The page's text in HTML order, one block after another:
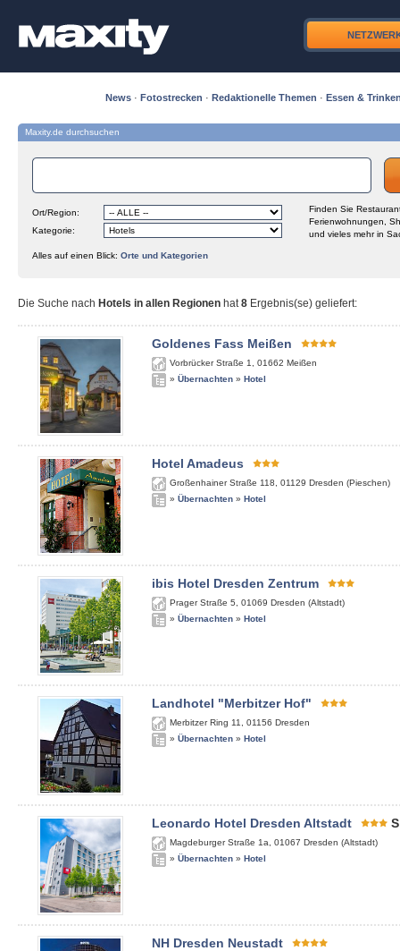
News · Fotostrecken · Redaktionelle Themen · Essen &
Maxity.de durchsuchen
Ort/Region:
Kategorie:
Finden Sie
Ferienwohnungen,
und vieles mehr in
Alles auf einen Blick: Orte und Kategorien
Die Suche nach Hotels in allen Regionen hat8 Ergebnis(se) geliefert:
Goldenes Fass Meißen
Vorbrücker Straße 1 01662 Meißen
» Übernachten » Hotel
Hotel Amadeus
Großenhainer Straße 118 01129 Dresden (Pieschen)
» Übernachten » Hotel
ibis Hotel Dresden Zentrum
Prager Straße 5 01069 Dresden (Altstadt)
» Übernachten » Hotel
Landhotel "Merbitzer Hof"
Merbitzer Ring 11 01156 Dresden
» Übernachten » Hotel
Leonardo Hotel Dresden Altstadt S
Magdeburger Straße 1a 01067 Dresden (Altstadt)
» Übernachten » Hotel
NH Dresden Neustadt